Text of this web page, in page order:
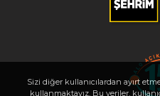
Sizi diğer kullanıcılardan ayırt
kullanmaktayız. Bu veriler,